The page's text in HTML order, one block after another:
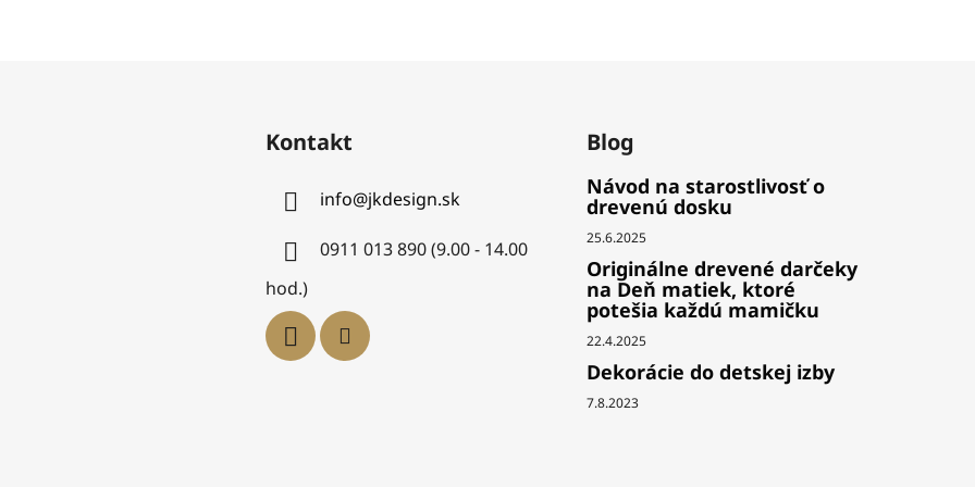
Kontakt
info@jkdesign.sk
0911 013 890 (9.00 - 14.00
hod.)
Blog
Návod na starostlivosť o
drevenú dosku
25.6.2025
Originálne drevené darčeky
na Deň matiek, ktoré
potešia každú mamičku
22.4.2025
Dekorácie do detskej izby
7.8.2023